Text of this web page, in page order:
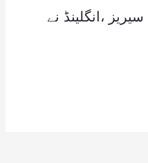
،انگلینڈ نے